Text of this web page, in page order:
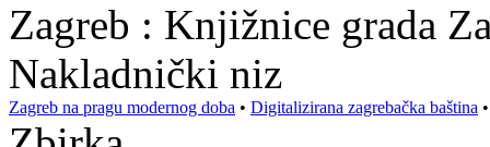
Zagreb : Knjižnice grada
Nakladnički niz
Zagreb na pragu modernog doba • Digitalizirana zagrebačka baština